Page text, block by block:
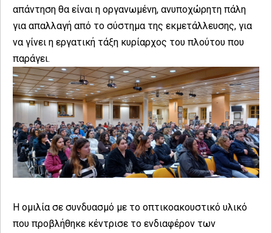
απάντηση θα είναι η οργανωμένη, ανυποχώρητη πάλη
για απαλλαγή από το σύστημα της εκμετάλλευσης, για
να γίνει η εργατική τάξη κυρίαρχος του πλούτου που
παράγει.
Η ομιλία σε συνδυασμό με το οπτικοακουστικό υλικό
που προβλήθηκε κέντρισε το ενδιαφέρον των